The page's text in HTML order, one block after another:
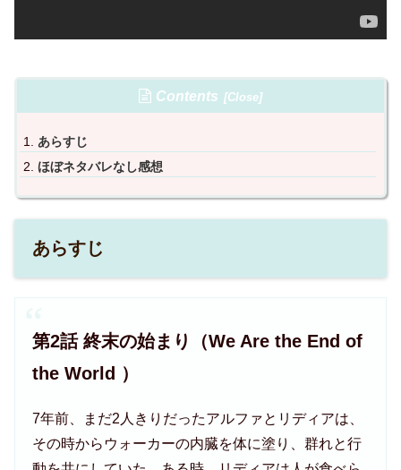
Contents
あらすじ
ほぼネタバレなし感想
あらすじ
第2話 終末の始まり（We Are the End of
the World ）
7年前、まだ2人きりだったアルファとリディアは、
その時からウォーカーの内臓を体に塗り、群れと行